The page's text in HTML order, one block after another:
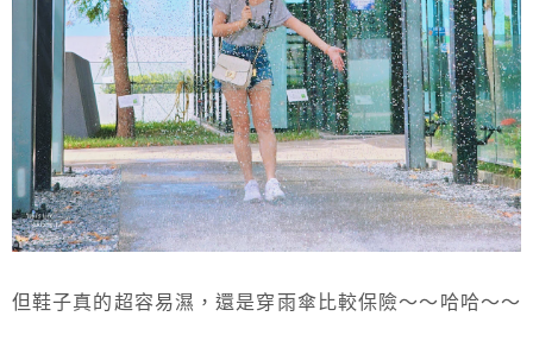
但鞋子真的超容易濕，還是穿雨傘比較保險～～哈哈～～